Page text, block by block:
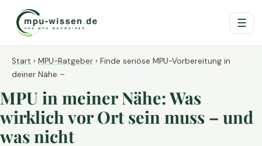
☰
Start › MPU-Ratgeber › Finde seriöse MPU-Vorbereitung in
deiner Nähe –
MPU in meiner Nähe: Was
wirklich vor Ort sein muss – und
was nicht